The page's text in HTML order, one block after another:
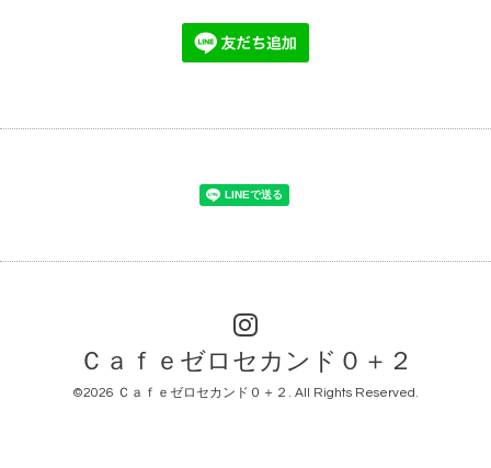
Ｃａｆｅゼロセカンド０＋２
©2026 Ｃａｆｅゼロセカンド０＋２ . All Rights Reserved.